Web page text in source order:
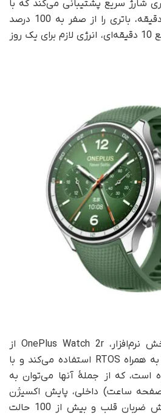
شارژ سریع پشتیبانی می‌کند که با
آن می‌توان در مدت 60 دقیقه، باتری را از صفر به 100 درصد
رساند. همچنین شارژ سریع 10 دقیقه‌ای، انرژی لازم برای یک روز
در بخش نرم‌افزار، OnePlus Watch 2r از
سیستم‌عامل WearOS 4 به همراه RTOS استفاده می‌کند و با
است، که از جملۀ آنها می‌توان به
(صفحه ساعت) داخلی، پایش اکسیژن
خون، ردیابی سلامت، پایش ضربان قلب و بیش از 100 حالت